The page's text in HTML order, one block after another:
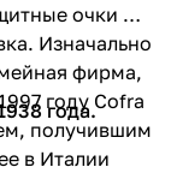
очки и
Изначально
фирма,
году Cofra
получившим
в Италии
года.